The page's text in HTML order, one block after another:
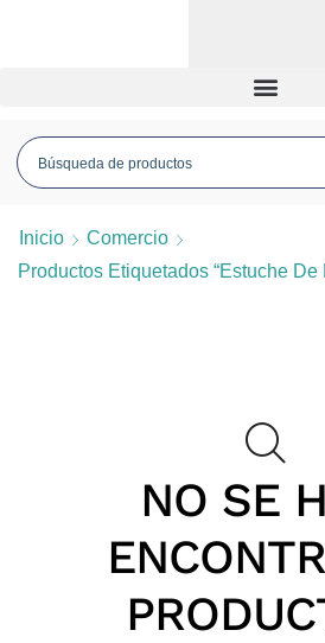
Inicio
Comercio
Productos Etiquetados “Estuche De
NO SE